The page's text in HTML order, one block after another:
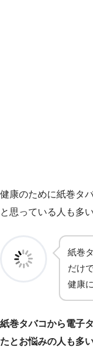
健康のために紙巻タ
と思っている人も多
紙巻
だけ
健康
紙巻タバコから電子
たとお悩みの人も多い